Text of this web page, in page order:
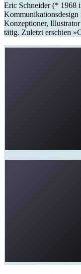
Eric Schneider (* 1968
Kommunikationsdesign
Konzeptioner,
tätig. Zuletzt erschien